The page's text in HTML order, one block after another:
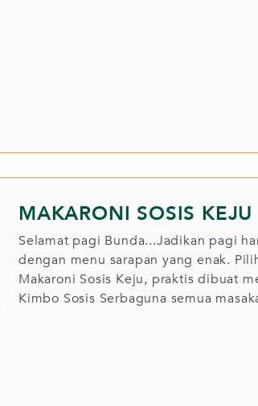
MAKARONI SOSIS KEJU
Selamat pagi Bunda...Jadikan pagi
dengan menu sarapan yang enak.
Makaroni Sosis Keju, praktis dibuat
Kimbo Sosis Serbaguna semua